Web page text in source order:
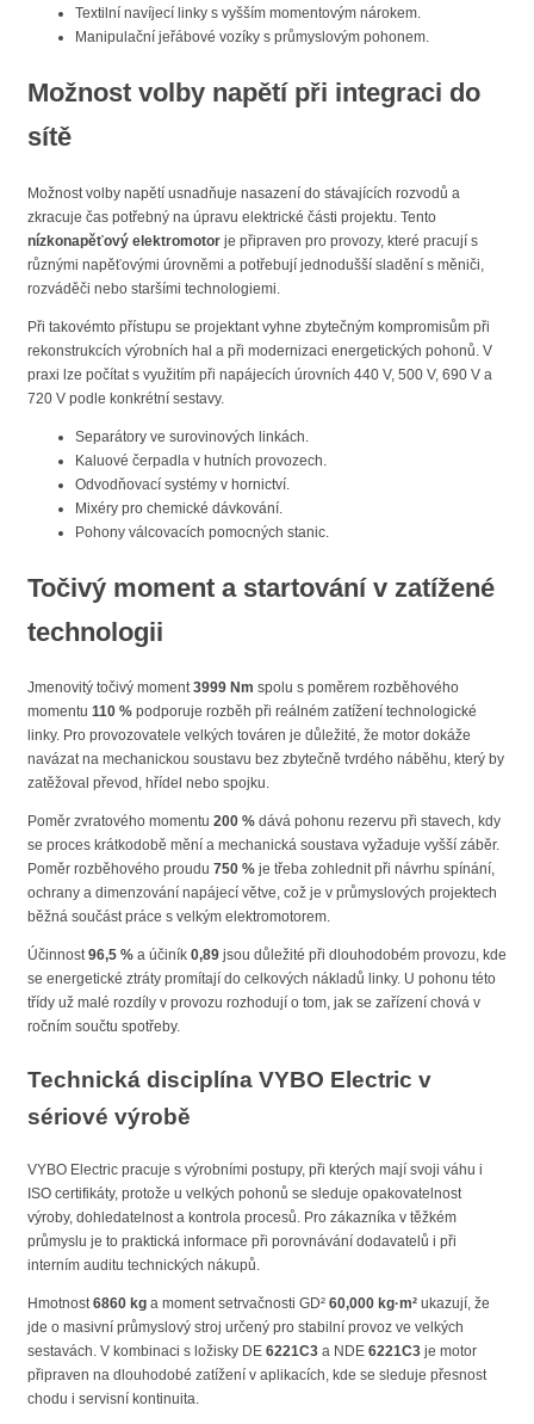
Textilní navíjecí linky s vyšším momentovým nárokem.
Manipulační jeřábové vozíky s průmyslovým pohonem.
Možnost volby napětí při integraci do
sítě
Možnost volby napětí usnadňuje nasazení do stávajících rozvodů a
zkracuje čas potřebný na úpravu elektrické části projektu. Tento
nízkonapěťový elektromotor je připraven pro provozy, které pracují s
různými napěťovými úrovněmi a potřebují jednodušší sladění s měniči,
rozváděči nebo staršími technologiemi.
Při takovémto přístupu se projektant vyhne zbytečným kompromisům při
rekonstrukcích výrobních hal a při modernizaci energetických pohonů. V
praxi lze počítat s využitím při napájecích úrovních 440 V, 500 V, 690 V a
720 V podle konkrétní sestavy.
Separátory ve surovinových linkách.
Kaluové čerpadla v hutních provozech.
Odvodňovací systémy v hornictví.
Mixéry pro chemické dávkování.
Pohony válcovacích pomocných stanic.
Točivý moment a startování v zatížené
technologii
Jmenovitý točivý moment3999 Nm spolu s poměrem rozběhového
momentu 110 % podporuje rozběh při reálném zatížení technologické
linky. Pro provozovatele velkých továren je důležité, že motor dokáže
navázat na mechanickou soustavu bez zbytečně tvrdého náběhu, který by
zatěžoval převod, hřídel nebo spojku.
Poměr zvratového momentu 200 % dává pohonu rezervu při stavech, kdy
se proces krátkodobě mění a mechanická soustava vyžaduje vyšší záběr.
Poměr rozběhového proudu 750 % je třeba zohlednit při návrhu spínání,
ochrany a dimenzování napájecí větve, což je v průmyslových projektech
běžná součást práce s velkým elektromotorem.
Účinnost96,5 % a účiník 0,89 jsou důležité při dlouhodobém provozu, kde
se energetické ztráty promítají do celkových nákladů linky. U pohonu této
třídy už malé rozdíly v provozu rozhodují o tom, jak se zařízení chová v
ročním součtu spotřeby.
Technická disciplína VYBO Electric v
sériové výrobě
VYBO Electric pracuje s výrobními postupy, při kterých mají svoji váhu i
ISO certifikáty, protože u velkých pohonů se sleduje opakovatelnost
výroby, dohledatelnost a kontrola procesů. Pro zákazníka v těžkém
průmyslu je to praktická informace při porovnávání dodavatelů i při
interním auditu technických nákupů.
Hmotnost 6860 kg a moment setrvačnosti GD² 60,000 kg·m² ukazují, že
jde o masivní průmyslový stroj určený pro stabilní provoz ve velkých
sestavách. V kombinaci s ložisky DE 6221C3 a NDE 6221C3 je motor
připraven na dlouhodobé zatížení v aplikacích, kde se sleduje přesnost
chodu i servisní kontinuita.